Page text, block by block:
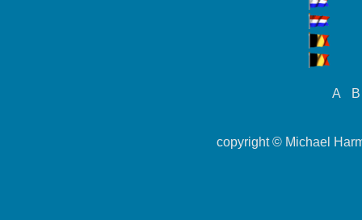
A B
copyright © Michael